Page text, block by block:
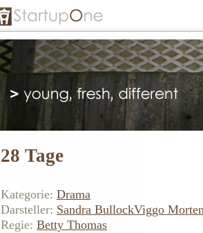
28 Tage
Kategorie: Drama
Darsteller: Sandra BullockViggo
Regie: Betty Thomas